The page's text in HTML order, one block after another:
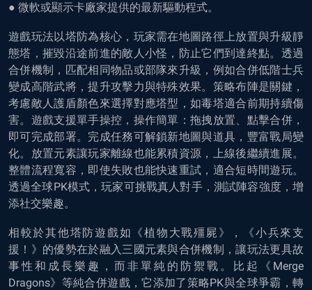
● 微軟或顯示卡廠家提供的最新驅動程式。
遊戲玩法以塔防為核心，玩家需在地圖路徑上放置與升級靜
態塔，摧毀沿途前進的敵人小怪，防止它們到達終點。透過
合併機制，匹配相同物品或部隊來升級，例如合併低階士兵
變成高階武將，提升攻擊力與特殊效果。策略布陣是關鍵，
考慮敵人護盾顏色來選擇對應塔型，如毒塔適合前期持續傷
害。遊戲支援單手操控，操作簡單：拖拽放置、點擊合併，
即可完成部署。完成任務可解鎖新地圖與道具，豐富戰局變
化。放置元素讓玩家離線也能累積資源，上線後繼續進展。
整體流程寬容，即使失敗也能快速重試，適合短時間遊玩。
透過全球PK模式，玩家可挑戰真人對手，測試陣容強度，增
添社交樂趣。
相較於其他塔防遊戲如《植物大戰殭屍》，《小兵來支
援！》的優勢在於融入三國元素與合併機制，讓玩法更具故
事性和成長樂趣，而非單純的防禦戰。比起《Merge
Dragons》等純合併遊戲，它添加了策略PK與全球爭霸，轉